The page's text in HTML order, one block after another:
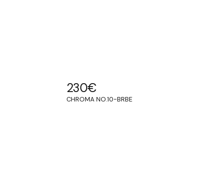
230€
CHROMA NO.10-BRBE